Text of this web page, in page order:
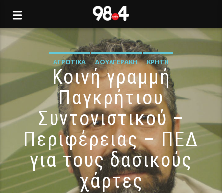
ΑΓΡΟΤΙΚΆ ΔΟΥΛΓΕΡΆΚΗ ΚΡΉΤΗ
Κοινή γραμμή
Παγκρήτιου
Συντονιστικού –
Περιφέρειας – ΠΕΔ
για τους δασικούς
χάρτες